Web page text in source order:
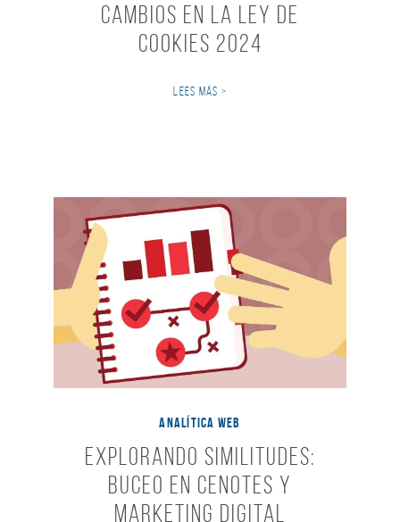
Cambios en la Ley de
Cookies 2024
LEES MÁS >
ANALÍTICA WEB
Explorando Similitudes:
Buceo en Cenotes y
Marketing Digital